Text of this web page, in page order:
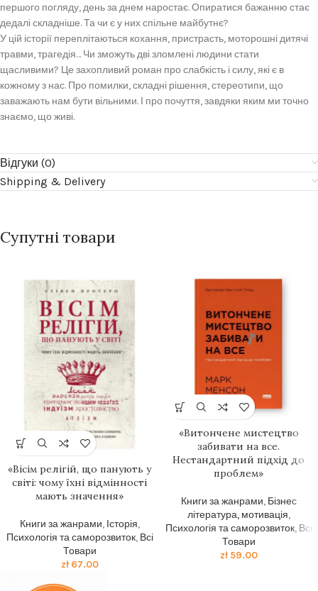
першого погляду, день за днем наростає. Опиратися бажанню стає
дедалі складніше. Та чи є у них спільне майбутнє?
У цій історії переплітаються кохання, пристрасть, моторошні дитячі
травми, трагедія… Чи зможуть дві зломлені людини стати
щасливими? Це захопливий роман про слабкість і силу, які є в
кожному з нас. Про помилки, складні рішення, стереотипи, що
заважають нам бути вільними. І про почуття, завдяки яким ми точно
знаємо, що живі.
Відгуки (0)
Shipping & Delivery
Супутні товари
«Вісім релігій, що панують у
світі: чому їхні відмінності
мають значення»
Книги за жанрами, Історія,
Психологія та саморозвиток, Всі
Товари
zł67.00
«Витончене мистецтво
забивати на все.
Нестандартний підхід до
проблем»
Книги за жанрами, Бізнес
література, мотивація,
Психологія та саморозвиток, Всі
Товари
zł59.00